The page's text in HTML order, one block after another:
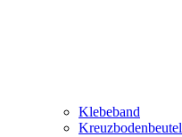
Klebeband
Kreuzbodenbeutel